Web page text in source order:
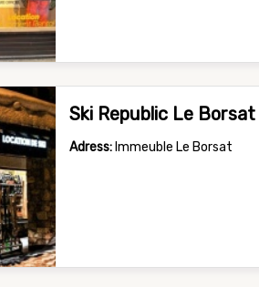
Ski Republic Le Borsat
Adress:Immeuble Le Borsat